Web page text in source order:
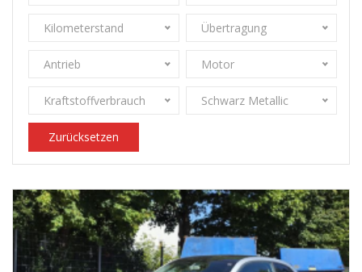
Kilometerstand Übertragung
Antrieb Motor
Kraftstoffverbrauch Schwarz Metallic
Zurücksetzen